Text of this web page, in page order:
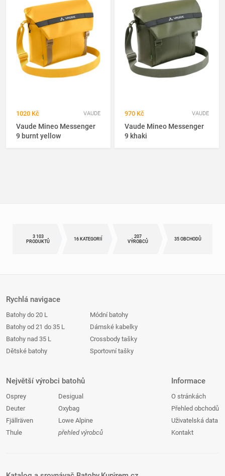
1020 Kč VAUDE
Vaude Mineo Messenger
9 burnt yellow
970 Kč VAUDE
Vaude Mineo Messenger
9 khaki
3 103
PRODUKTŮ
16 KATEGORIÍ
207
VÝROBCŮ
35 OBCHODŮ
Rychlá navigace
Batohy do 20 L
Batohy od 21 do 35 L
Batohy nad 35 L
Dětské batohy
Módní batohy
Dámské kabelky
Crossbody tašky
Sportovní tašky
Největší výrobci batohů
Osprey
Deuter
Fjällräven
Thule
Desigual
Oxybag
Lowe Alpine
přehled výrobců
Informace
O stránkách
Přehled obchodů
Uživatelská data
Kontakt